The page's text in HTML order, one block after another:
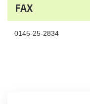
FAX
0145-25-2834